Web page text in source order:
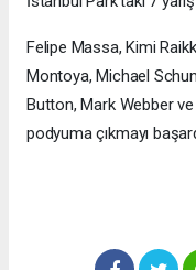
Felipe Massa, Kimi
Montoya, Michael
Button, Mark Webber
podyuma çıkmayı